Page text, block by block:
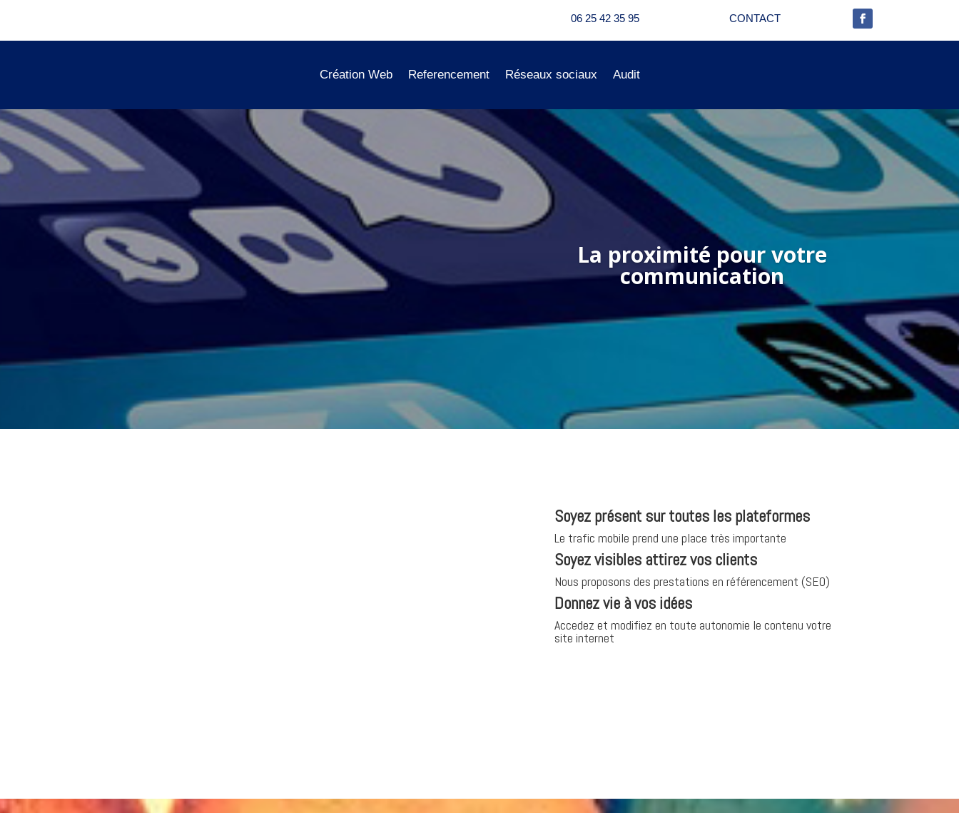
06 25 42 35 95 CONTACT
Création Web Referencement Réseaux sociaux Audit
La proximité pour votre
communication
Soyez présent sur toutes les plateformes
Le trafic mobile prend une place très importante
Soyez visibles attirez vos clients
Nous proposons des prestations en référencement (SEO)
Donnez vie à vos idées
Accedez et modifiez en toute autonomie le contenu votre
site internet